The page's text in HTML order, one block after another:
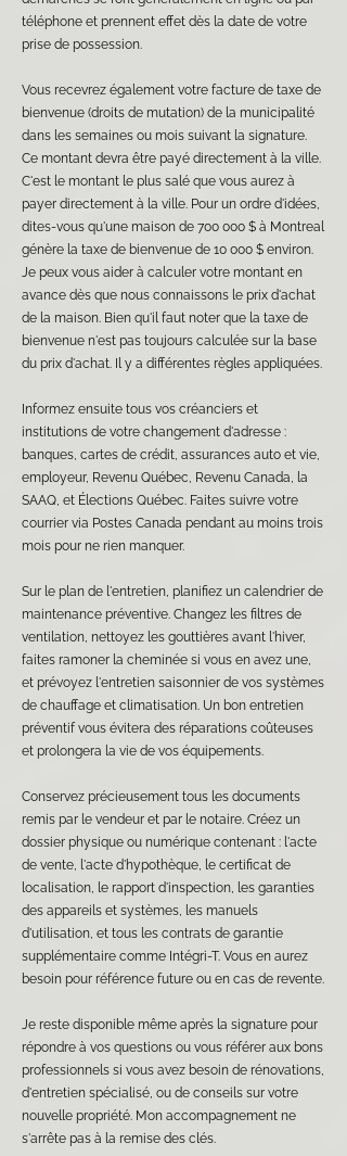
téléphone et prennent effet dès la date de votre
prise de possession.
Vous recevrez également votre facture de taxe de
bienvenue (droits de mutation) de la municipalité
dans les semaines ou mois suivant la signature.
Ce montant devra être payé directement à la ville.
C'est le montant le plus salé que vous aurez à
payer directement à la ville. Pour un ordre d'idées,
dites-vous qu'une maison de 700 000 $ à Montreal
génère la taxe de bienvenue de 10 000 $ environ.
Je peux vous aider à calculer votre montant en
avance dès que nous connaissons le prix d'achat
de la maison. Bien qu'il faut noter que la taxe de
bienvenue n'est pas toujours calculée sur la base
du prix d'achat. Il y a différentes règles appliquées.
Informez ensuite tous vos créanciers et
institutions de votre changement d'adresse :
banques, cartes de crédit, assurances auto et vie,
employeur, Revenu Québec, Revenu Canada, la
SAAQ, et Élections Québec. Faites suivre votre
courrier via Postes Canada pendant au moins trois
mois pour ne rien manquer.
Sur le plan de l'entretien, planifiez un calendrier de
maintenance préventive. Changez les filtres de
ventilation, nettoyez les gouttières avant l'hiver,
faites ramoner la cheminée si vous en avez une,
et prévoyez l'entretien saisonnier de vos systèmes
de chauffage et climatisation. Un bon entretien
préventif vous évitera des réparations coûteuses
et prolongera la vie de vos équipements.
Conservez précieusement tous les documents
remis par le vendeur et par le notaire. Créez un
dossier physique ou numérique contenant : l'acte
de vente, l'acte d'hypothèque, le certificat de
localisation, le rapport d'inspection, les garanties
des appareils et systèmes, les manuels
d'utilisation, et tous les contrats de garantie
supplémentaire comme Intégri-T. Vous en aurez
besoin pour référence future ou en cas de revente.
Je reste disponible même après la signature pour
répondre à vos questions ou vous référer aux bons
professionnels si vous avez besoin de rénovations,
d'entretien spécialisé, ou de conseils sur votre
nouvelle propriété. Mon accompagnement ne
s'arrête pas à la remise des clés.